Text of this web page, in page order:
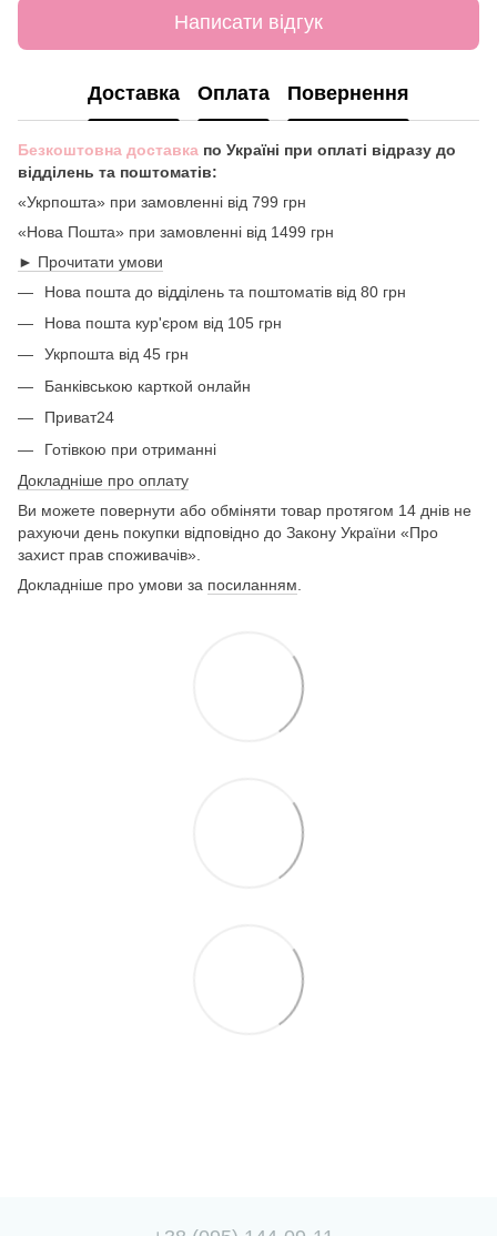
Написати відгук
Доставка Оплата Повернення
Безкоштовна доставка по Україні при оплаті відразу до
відділень та поштоматів:
«Укрпошта» при замовленні від 799 грн
«Нова Пошта» при замовленні від 1499 грн
► Прочитати умови
Нова пошта до відділень та поштоматів від 80 грн
Нова пошта кур'єром від 105 грн
Укрпошта від 45 грн
Банківською карткой онлайн
Приват24
Готівкою при отриманні
Докладніше про оплату
Ви можете повернути або обміняти товар протягом 14 днів не
рахуючи день покупки відповідно до Закону України «Про
захист прав споживачів».
Докладніше про умови за посиланням